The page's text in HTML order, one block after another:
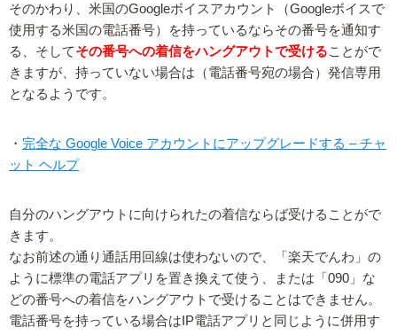
そのかわり、米国のGoogleボイスアカウント（Googleボイスで
使用する米国の電話番号）を持っているならその番号を通知す
る、そしてその番号への着信をハングアウトで受けることがで
きますが、持っていない場合は（電話番号宛の場合）発信専用
となるようです。
・ 完全な Google Voice アカウントにアップグレードする – チャ
ット ヘルプ
自分のハングアウトに向けられたの着信ならば受けることがで
きます。
なお前述の通り通話用回線は使わないので、「楽天でんわ」の
ように標準の電話アプリを置き換えて使う、または「090」な
どの番号への着信をハングアウトで受けることはできません。
電話番号を持っている場合はIP電話アプリと同じように併用す